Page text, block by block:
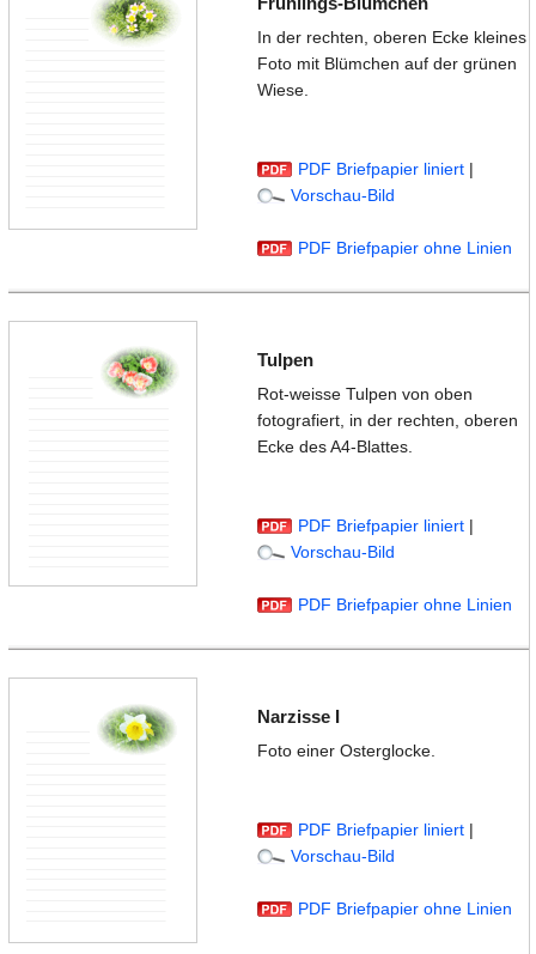
In der rechten, oberen Ecke kleines
Foto mit Blümchen auf der grünen
Wiese.
PDF Briefpapier liniert |
Vorschau-Bild
PDF Briefpapier ohne Linien
Tulpen
Rot-weisse Tulpen von oben
fotografiert, in der rechten, oberen
Ecke des A4-Blattes.
PDF Briefpapier liniert |
Vorschau-Bild
PDF Briefpapier ohne Linien
Narzisse I
Foto einer Osterglocke.
PDF Briefpapier liniert |
Vorschau-Bild
PDF Briefpapier ohne Linien